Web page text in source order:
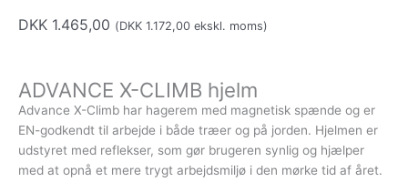
DKK 1.465,00 (DKK 1.172,00 ekskl. moms)
ADVANCE X-CLIMB hjelm
Advance X-Climb har hagerem med magnetisk spænde og er
EN-godkendt til arbejde i både træer og på jorden. Hjelmen er
udstyret med reflekser, som gør brugeren synlig og hjælper
med at opnå et mere trygt arbejdsmiljø i den mørke tid af året.